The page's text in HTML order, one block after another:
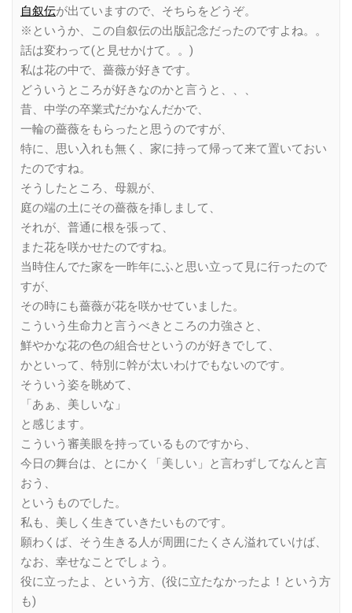
自叙伝が出ていますので、そちらをどうぞ。
※というか、この自叙伝の出版記念だったのですよね。。
話は変わって(と見せかけて。。)
私は花の中で、薔薇が好きです。
どういうところが好きなのかと言うと、、、
昔、中学の卒業式だかなんだかで、
一輪の薔薇をもらったと思うのですが、
特に、思い入れも無く、家に持って帰って来て置いておい
たのですね。
そうしたところ、母親が、
庭の端の土にその薔薇を挿しまして、
それが、普通に根を張って、
また花を咲かせたのですね。
当時住んでた家を一昨年にふと思い立って見に行ったので
すが、
その時にも薔薇が花を咲かせていました。
こういう生命力と言うべきところの力強さと、
鮮やかな花の色の組合せというのが好きでして、
かといって、特別に幹が太いわけでもないのです。
そういう姿を眺めて、
「あぁ、美しいな」
と感じます。
こういう審美眼を持っているものですから、
今日の舞台は、とにかく「美しい」と言わずしてなんと言
おう、
というものでした。
私も、美しく生きていきたいものです。
願わくば、そう生きる人が周囲にたくさん溢れていけば、
なお、幸せなことでしょう。
役に立ったよ、という方、(役に立たなかったよ！という方
も)